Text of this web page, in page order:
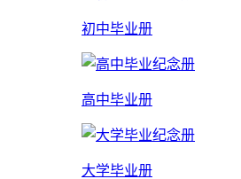
初中毕业册
高中毕业册
大学毕业册